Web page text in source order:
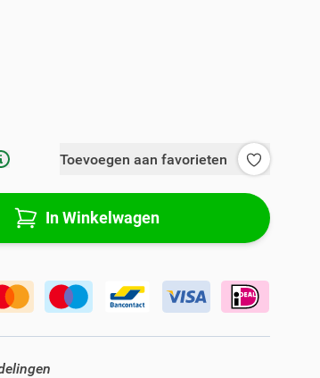
Toevoegen aan favorieten
In Winkelwagen